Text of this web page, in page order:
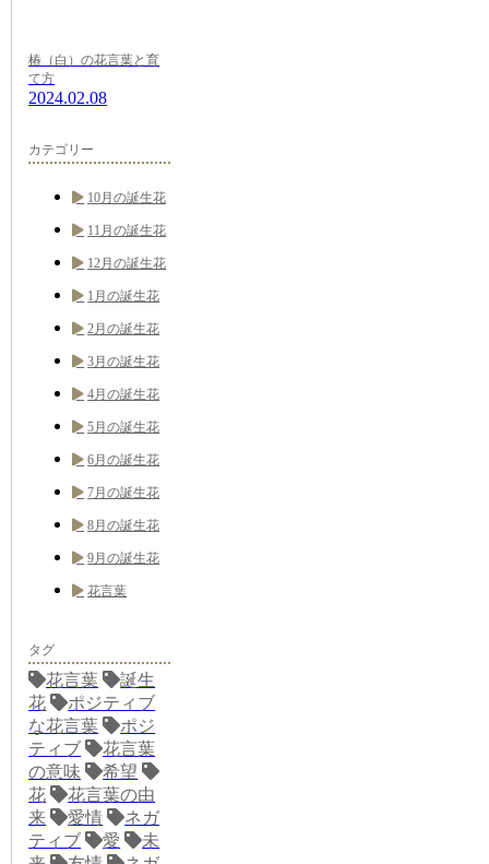
椿（白）の花言葉と育
て方
2024.02.08
カテゴリー
10月の誕生花
11月の誕生花
12月の誕生花
1月の誕生花
2月の誕生花
3月の誕生花
4月の誕生花
5月の誕生花
6月の誕生花
7月の誕生花
8月の誕生花
9月の誕生花
花言葉
タグ
花言葉
誕生
花
ポジティブ
な花言葉
ポジ
ティブ
花言葉
の意味
希望
花
花言葉の由
来
愛情
ネガ
ティブ
愛
未